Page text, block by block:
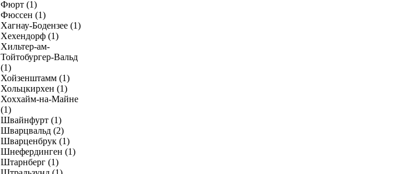
Фюрт (1)
Фюссен (1)
Хагнау-Бодензее (1)
Хехендорф (1)
Хильтер-ам-
Тойтобургер-Вальд
(1)
Хойзенштамм (1)
Хольцкирхен (1)
Хоххайм-на-Майне
(1)
Швайнфурт (1)
Шварцвальд (2)
Шварценбрук (1)
Шнефердинген (1)
Штарнберг (1)